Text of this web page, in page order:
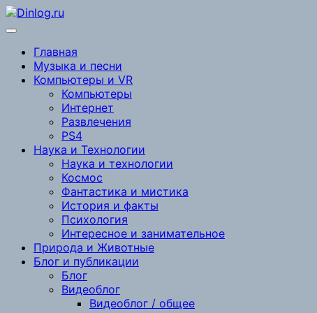
Перейти
к
Главная
Музыка и песни
Компьютеры и VR
Компьютеры
Интернет
Развлечения
PS4
Наука и Технологии
Наука и технологии
Космос
Фантастика и мистика
История и факты
Психология
Интересное и занимательное
Природа и Животные
Блог и публикации
Блог
Видеоблог
Видеоблог / общее